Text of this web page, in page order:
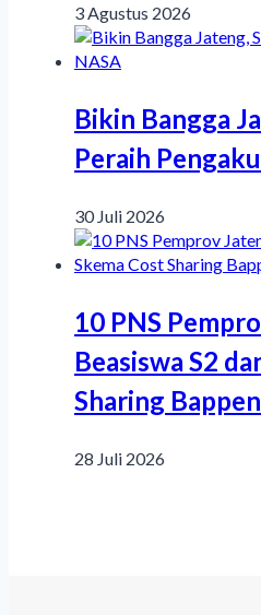
3 Agustus 2026
Bikin Bangga
Peraih
30 Juli 2026
10 PNS
Beasiswa S2
Sharing
28 Juli 2026